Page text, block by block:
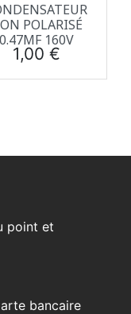
POLARISÉ
0.47ΜF 160V
Prix
1,00 €
point et
bancaire